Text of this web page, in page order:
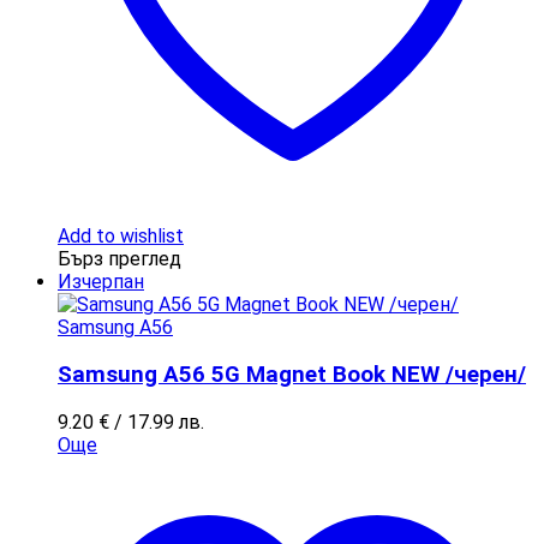
Add to wishlist
Бърз преглед
Изчерпан
Samsung A56
Samsung A56 5G Magnet Book NEW /черен/
9.20 € / 17.99 лв.
Още